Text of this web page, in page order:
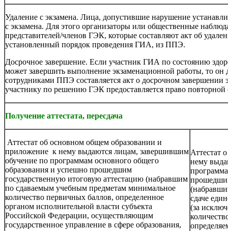
Удаление с экзамена. Лица, допустившие нарушение
с экзамена. Для этого организаторы или общественные
представителей/членов ГЭК, которые составляют акт об
установленный порядок проведения ГИА, из ППЭ.
Досрочное завершение. Если участник ГИА по состоянию
может завершить выполнение экзаменационной работы, то он
сотрудниками ППЭ составляется акт о досрочном
участнику по решению ГЭК предоставляется право повторной
Получение аттестата, пересдача
Аттестат об основном общем образовании и
приложение к нему выдаются лицам, завершившим
обучение по программам основного общего
образования и успешно прошедшим
государственную итоговую аттестацию (набравшим
по сдаваемым учебным предметам минимальное
количество первичных баллов, определенное
органом исполнительной власти субъекта
Российской Федерации, осуществляющим
государственное управление в сфере образования,
Аттестат
нему
сдаче
(за